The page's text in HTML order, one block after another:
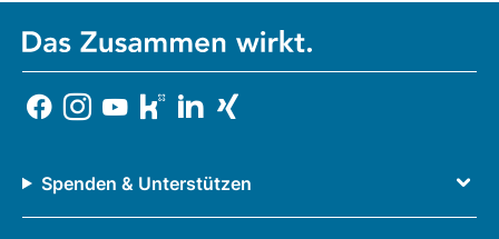
Spenden & Unterstützen